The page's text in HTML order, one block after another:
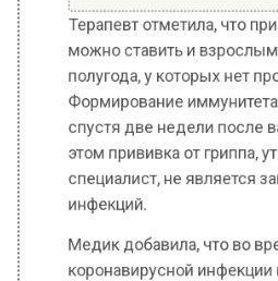
можно ставить и
полугода, у которых нет
Формирование
спустя две недели после
этом прививка от гриппа,
специалист, не является
инфекций.
Медик добавила, что во
коронавирусной